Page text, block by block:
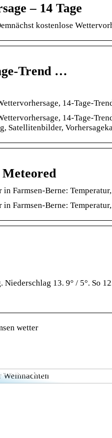
– 14 Tage
kostenlose
Trend …
14-Tage-
14-Tage-
Satellitenbilder,
Farmsen-Berne:
Farmsen-Berne:
13. 9° / 5°. So
wetter
Weihnachten